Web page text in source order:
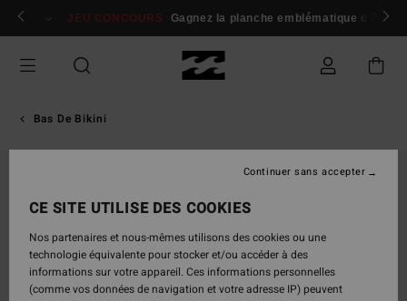
Passer
Se connecter / s'inscrire
JEU CONCOURS Gagnez la planche emblématique d'Andy
Bas De Bikini
CE SITE UTILISE DES COOKIES
Nos partenaires et nous-mêmes utilisons des cookies ou une
technologie équivalente pour stocker et/ou accéder à des
informations sur votre appareil. Ces informations personnelles
(comme vos données de navigation et votre adresse IP) peuvent
Continuer sans accepter